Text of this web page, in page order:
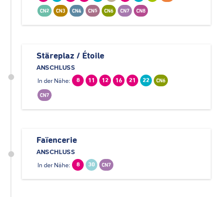
CN2 CN3 CN4 CN5 CN6 CN7 CN8
Stäreplaz / Étoile
ANSCHLUSS
In der Nähe:
8 11 12 16 21 22 CN6
CN7
Faïencerie
ANSCHLUSS
In der Nähe:
8 30 CN7